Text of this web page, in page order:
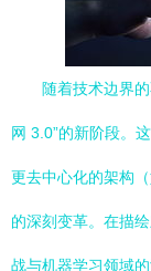
随着技术边界
网 3.0”的新阶段。
更去中心化的架构
的深刻变革。在描
战与机器学习领域